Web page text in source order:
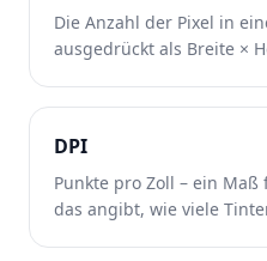
Die Anzahl der Pixel in
ausgedrückt als Breite ×
DPI
Punkte pro Zoll – ein
das angibt, wie viele